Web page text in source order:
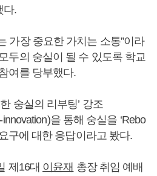
다.
가장 중요한 가치는 소통”이라
두의 숭실이 될 수 있도록 학교
여를 당부했다.
숭실의 리부팅’ 강조
을 통해 숭실을 ‘Rebo
구에 대한 응답이라고 봤다.
제16대 이윤재 총장 취임 예배